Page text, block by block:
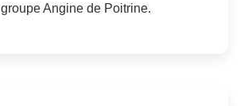
Angine de Poitrine.